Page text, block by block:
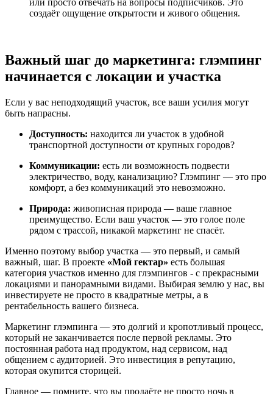
или просто отвечать на вопросы подписчиков. Это
создаёт ощущение открытости и живого общения.
Важный шаг до маркетинга: глэмпинг
начинается с локации и участка
Если у вас неподходящий участок, все ваши усилия могут
быть напрасны.
Доступность: находится ли участок в удобной
транспортной доступности от крупных городов?
Коммуникации: есть ли возможность подвести
электричество, воду, канализацию? Глэмпинг — это про
комфорт, а без коммуникаций это невозможно.
Природа: живописная природа — ваше главное
преимущество. Если ваш участок — это голое поле
рядом с трассой, никакой маркетинг не спасёт.
Именно поэтому выбор участка — это первый, и самый
важный, шаг. В проекте «Мой гектар» есть большая
категория участков именно для глэмпингов - с прекрасными
локациями и панорамными видами. Выбирая землю у нас, вы
инвестируете не просто в квадратные метры, а в
рентабельность вашего бизнеса.
Маркетинг глэмпинга — это долгий и кропотливый процесс,
который не заканчивается после первой рекламы. Это
постоянная работа над продуктом, над сервисом, над
общением с аудиторией. Это инвестиция в репутацию,
которая окупится сторицей.
Главное — помните, что вы продаёте не просто ночь в